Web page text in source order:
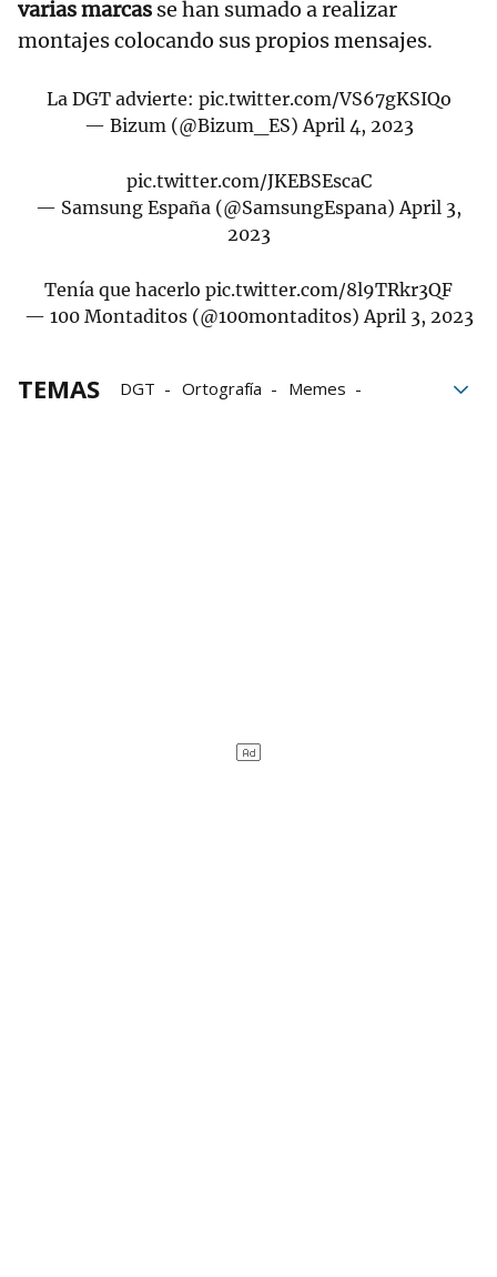
varias marcas se han sumado a realizar
montajes colocando sus propios mensajes.
La DGT advierte: pic.twitter.com/VS67gKSIQo
— Bizum (@Bizum_ES)April 4, 2023
pic.twitter.com/JKEBSEscaC
— Samsung España (@SamsungEspana)April 3,
2023
Tenía que hacerlo pic.twitter.com/8l9TRkr3QF
— 100 Montaditos (@100montaditos)April 3, 2023
TEMAS DGT Ortografía
Memes